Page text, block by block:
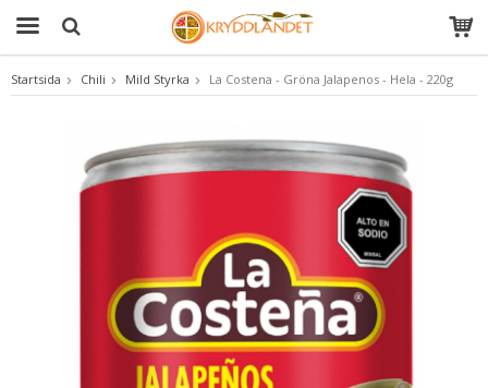
Produkten har blivit tillagd i varukorgen
Startsida Chili Mild Styrka La Costena - Gröna Jalapenos - Hela - 220g